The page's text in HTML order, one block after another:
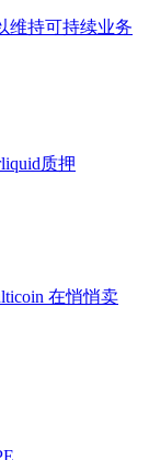
维持可持续业务
质押
在悄悄卖